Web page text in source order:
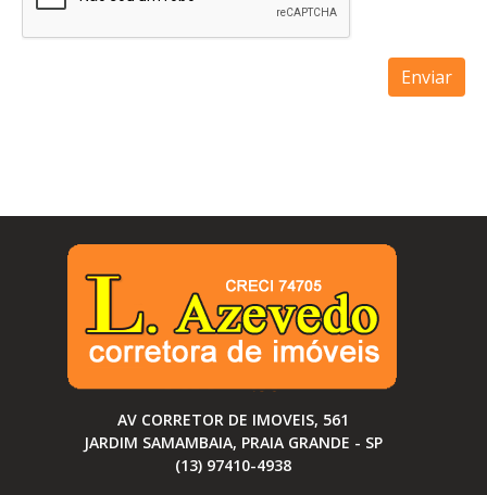
Enviar
AV CORRETOR DE IMOVEIS, 561
JARDIM SAMAMBAIA, PRAIA GRANDE - SP
(13) 97410-4938